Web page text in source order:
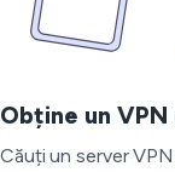
Obține un
Căuți un server